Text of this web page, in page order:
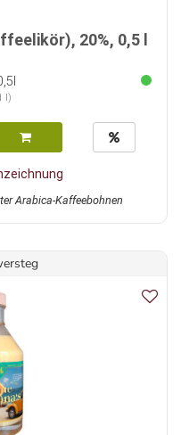
20%, 0,5 l
l)
Arabica-Kaffeebohnen